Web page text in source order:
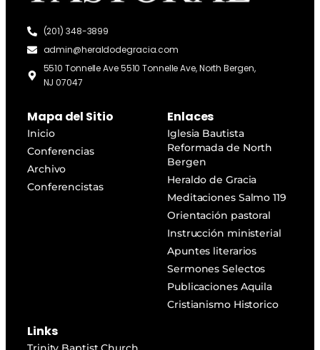
(201) 348-3899
admin@heraldodegracia.com
5510 Tonnelle Ave 5510 Tonnelle Ave, North Bergen,
NJ 07047
Mapa del Sitio
Inicio
Conferencias
Archivo
Conferencistas
Enlaces
Iglesia Bautista
Reformada de North
Bergen
Heraldo de Gracia
Meditaciones Salmo 119
Orientación pastoral
Instrucción ministerial
Apuntes literarios
Sermones Selectos
Publicaciones Aquila
Cristianismo Historico
Links